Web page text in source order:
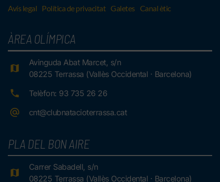
Avís legal Política de privacitat Galetes Canal ètic
ÀREA OLÍMPICA
Avinguda Abat Marcet, s/n
08225 Terrassa (Vallès Occidental · Barcelona)
Telèfon: 93 735 26 26
cnt@clubnatacioterrassa.cat
PLA DEL BON AIRE
Carrer Sabadell, s/n
08225 Terrassa (Vallès Occidental · Barcelona)